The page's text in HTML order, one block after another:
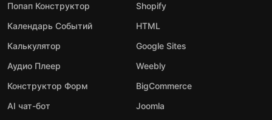
Попап Конструктор
Календарь Событий
Калькулятор
Аудио Плеер
Конструктор Форм
AI чат-бот
Shopify
HTML
Google Sites
Weebly
BigCommerce
Joomla